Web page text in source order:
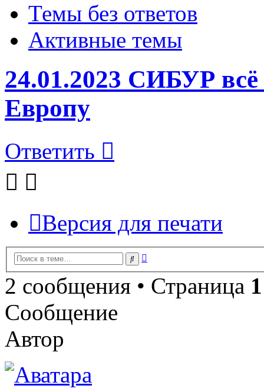
Темы без ответов
Активные темы
24.01.2023 СИБУР
Европу
Ответить
Версия для печати
Поиск
2 сообщения • Страница 1
Сообщение
Автор